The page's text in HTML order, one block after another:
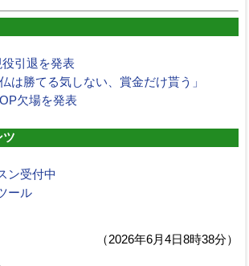
役引退を発表
は勝てる気しない、賞金だけ貰う」
欠場を発表
ツ
ン受付中
ール
（2026年6月4日8時38分）